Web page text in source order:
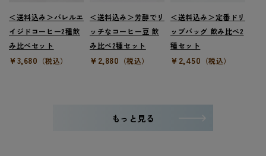
＜送料込み＞バレルエ
イジドコーヒー2種飲
み比べセット
¥3,680 （税込）
＜送料込み＞芳醇でリ
ッチなコーヒー豆 飲
み比べ2種セット
¥2,880 （税込）
＜送料込み＞定番ドリ
ップバッグ 飲み比べ2
種セット
¥2,450 （税込）
もっと見る